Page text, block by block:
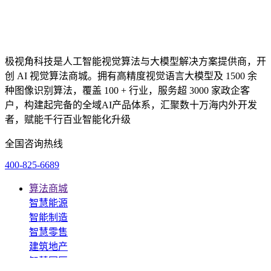
极视角科技是人工智能视觉算法与大模型解决方案提供商，开
创 AI 视觉算法商城。拥有高精度视觉语言大模型及 1500 余
种图像识别算法，覆盖 100 + 行业，服务超 3000 家政企客
户，构建起完备的全域AI产品体系，汇聚数十万海内外开发
者，赋能千行百业智能化升级
全国咨询热线
400-825-6689
算法商城
智慧能源
智能制造
智慧零售
建筑地产
智慧园区